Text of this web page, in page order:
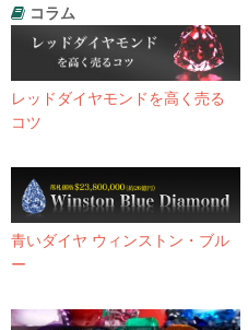
コラム
レッドダイヤモンドを高く売る
コツ
青いダイヤ ウィンストン・ブル
ー